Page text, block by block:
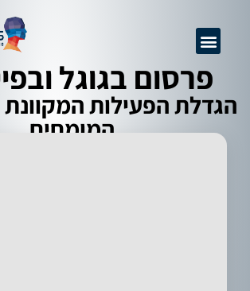
פרסום בגוגל
הגדלת הפעילות המקוונת
המומחים